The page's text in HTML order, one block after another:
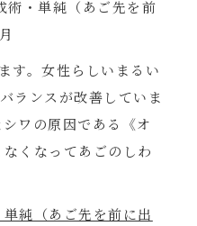
術・単純（あご先を前
す。女性らしいまるい
ランスが改善していま
ワの原因である《オ
くなってあごのしわ
単純（あご先を前に出